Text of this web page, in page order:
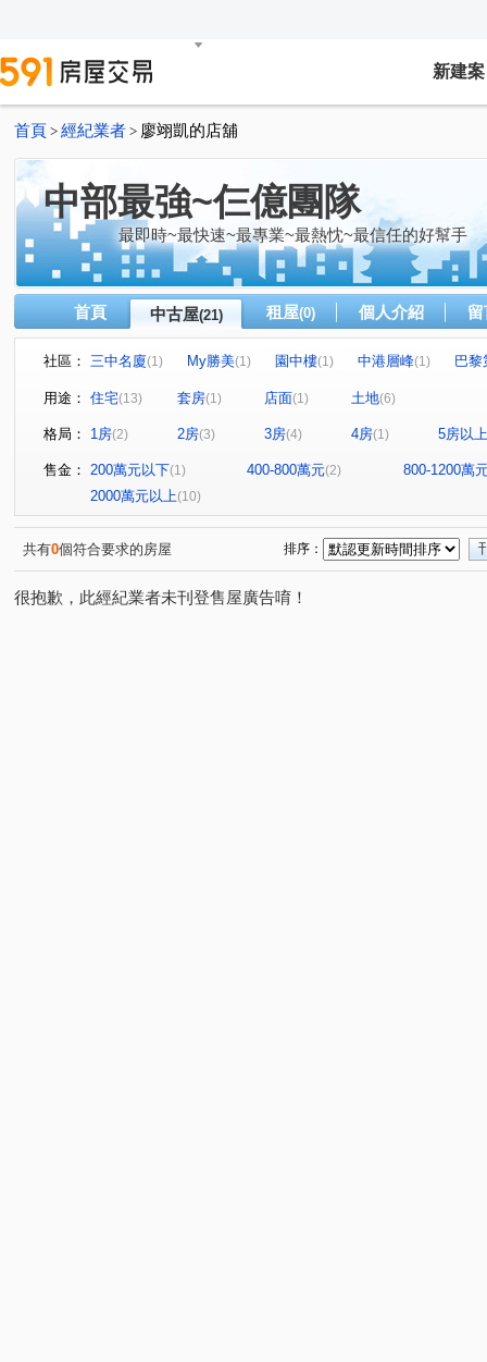
新建案
首頁 > 經紀業者 > 廖翊凱的店舖
中部最強~仨億團隊
最即時~最快速~最專業~最熱忱~最信任的好幫手
首頁 中古屋(21) 租屋(0) 個人介紹
社區： 三中名廈(1) My勝美(1) 園中樓(1) 中港層峰(1)
巴黎
文心1
瑞聯天地U區 圓環東路312巷31號
博館路 青海路二段 立德街 上安路
文心
河南東二街(1) 大富路三段 (2) 福聯街 圓環東路(1)
環中路三段 (1)
用途： 住宅(13) 套房(1) 店面(1) 土地(6)
格局： 1房(2) 2房(3) 3房(4) 4房(1) 5房以上
售金： 200萬元以下(1) 400-800萬元(2)
800-1200萬
2000萬元以上(10)
共有0個符合要求的房屋 排序：
很抱歉，此經紀業者未刊登售屋廣告唷！